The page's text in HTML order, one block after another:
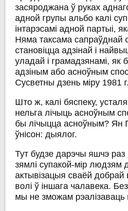
засяроджана ў руках
адной групы альбо калі
інтарэсамі адной партыі,
Няма таксама сапраўднай
становіцца адзінай і
уладай і грамадзянамі, як
адзіным або асноўным
Сусветны дзень міру 1981
Што ж, калі бяспеку,
нельга лічыць асноўным
бы лічыцца асноўным? Ян
ўнісон: дыялог.
Тут будзе дарэчы яшчэ
зямлі супакой-мір
актывізацыя сваёй
волі ў іншага чалавека.
мы не зможам